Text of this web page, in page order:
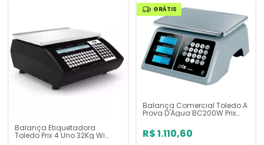
Balança Etiquetadora
Toledo Prix 4 Uno 32Kg Wi
GRÁTIS
Balança Comercial Toledo A
Prova D'Água BC200W Prix
R$ 1.110,60